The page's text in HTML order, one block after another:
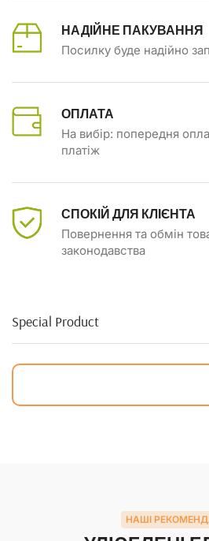
НАДІЙНЕ ПАКУВАННЯ
Посилку буде надійно
ОПЛАТА
На вибір: попередня
платіж
СПОКІЙ ДЛЯ КЛІЄНТА
Повернення та обмін
законодавства
Special Product
НАШІ